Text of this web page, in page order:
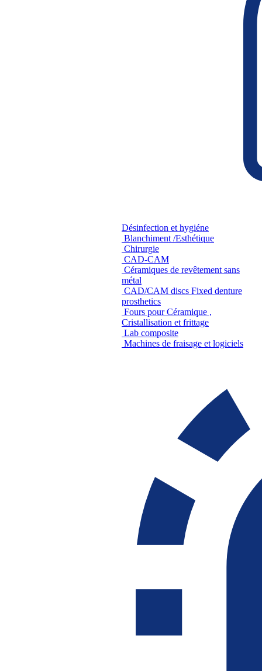
Désinfection et hygiéne
Blanchiment /Esthétique
Chirurgie
CAD-CAM
Céramiques de revêtement sans
métal
CAD/CAM discs Fixed denture
prosthetics
Fours pour Céramique ,
Cristallisation et frittage
Lab composite
Machines de fraisage et logiciels